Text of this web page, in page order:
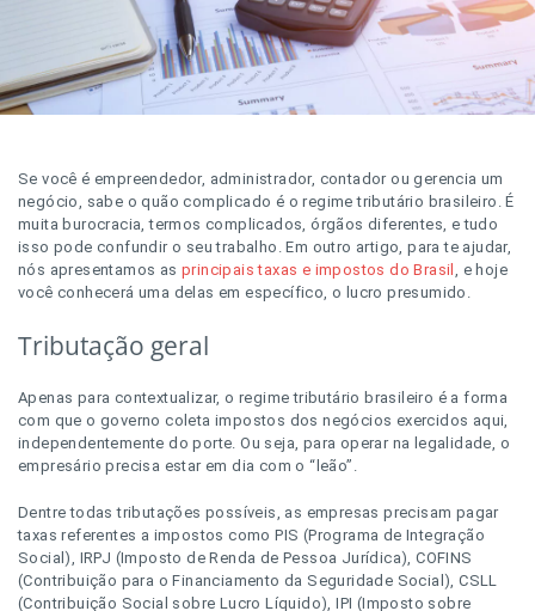
Se você é empreendedor, administrador, contador ou gerencia um
negócio, sabe o quão complicado é o regime tributário brasileiro. É
muita burocracia, termos complicados, órgãos diferentes, e tudo
isso pode confundir o seu trabalho. Em outro artigo, para te ajudar,
nós apresentamos asprincipais taxas e impostos do Brasil
, e hoje
você conhecerá uma delas em específico, o lucro presumido.
Tributação geral
Apenas para contextualizar, o regime tributário brasileiro é a forma
com que o governo coleta impostos dos negócios exercidos aqui,
independentemente do porte. Ou seja, para operar na legalidade, o
empresário precisa estar em dia com o “leão”.
Dentre todas tributações possíveis, as empresas precisam pagar
taxas referentes a impostos como PIS (Programa de Integração
Social), IRPJ (Imposto de Renda de Pessoa Jurídica), COFINS
(Contribuição para o Financiamento da Seguridade Social), CSLL
(Contribuição Social sobre Lucro Líquido), IPI (Imposto sobre